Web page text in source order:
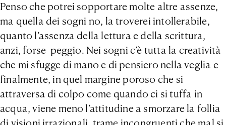
Penso che potrei sopportare molte altre assenze,
ma quella dei sogni no, la troverei intollerabile,
quanto l’assenza della lettura e della scrittura,
anzi, forse peggio. Nei sogni c’è tutta la creatività
che mi sfugge di mano e di pensiero nella veglia e
finalmente, in quel margine poroso che si
attraversa di colpo come quando ci si tuffa in
acqua, viene meno l’attitudine a smorzare la follia